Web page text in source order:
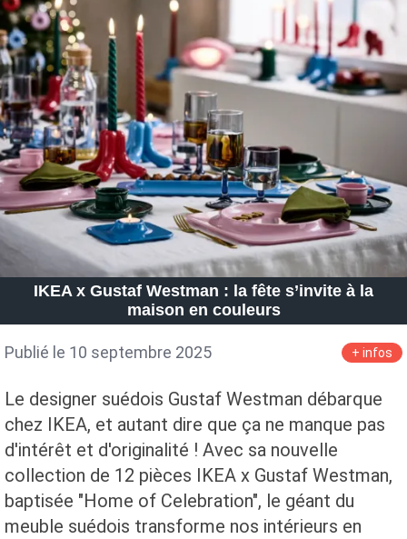
IKEA x Gustaf Westman : la fête s’invite à la
maison en couleurs
Publié le 10 septembre 2025 + infos
Le designer suédois Gustaf Westman débarque
chez IKEA, et autant dire que ça ne manque pas
d'intérêt et d'originalité ! Avec sa nouvelle
collection de 12 pièces IKEA x Gustaf Westman,
baptisée "Home of Celebration", le géant du
meuble suédois transforme nos intérieurs en